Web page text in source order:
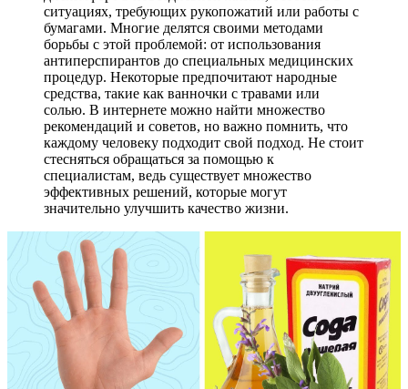
ситуациях, требующих рукопожатий или работы с
бумагами. Многие делятся своими методами
борьбы с этой проблемой: от использования
антиперспирантов до специальных медицинских
процедур. Некоторые предпочитают народные
средства, такие как ванночки с травами или
солью. В интернете можно найти множество
рекомендаций и советов, но важно помнить, что
каждому человеку подходит свой подход. Не стоит
стесняться обращаться за помощью к
специалистам, ведь существует множество
эффективных решений, которые могут
значительно улучшить качество жизни.